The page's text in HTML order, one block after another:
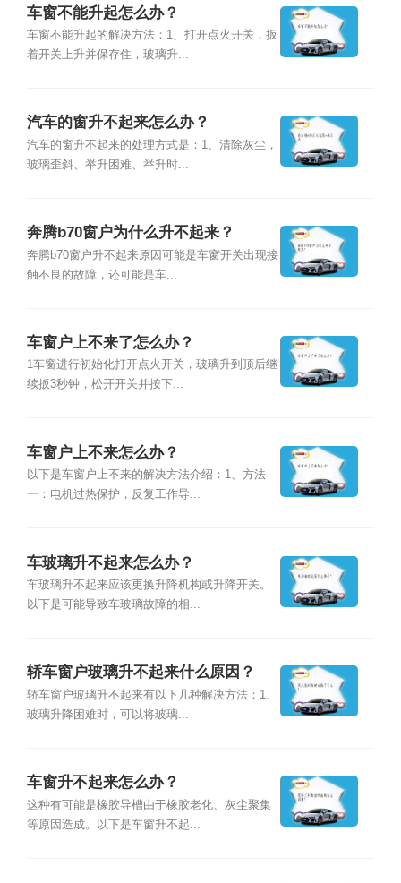
车窗不能升起怎么办？
车窗不能升起的解决方法：1、打开点火开关，扳
着开关上升并保存住，玻璃升...
汽车的窗升不起来怎么办？
汽车的窗升不起来的处理方式是：1、清除灰尘，
玻璃歪斜、举升困难、举升时...
奔腾b70窗户为什么升不起来？
奔腾b70窗户升不起来原因可能是车窗开关出现接
触不良的故障，还可能是车...
车窗户上不来了怎么办？
1车窗进行初始化打开点火开关，玻璃升到顶后继
续扳3秒钟，松开开关并按下...
车窗户上不来怎么办？
以下是车窗户上不来的解决方法介绍：1、方法
一：电机过热保护，反复工作导...
车玻璃升不起来怎么办？
车玻璃升不起来应该更换升降机构或升降开关。
以下是可能导致车玻璃故障的相...
轿车窗户玻璃升不起来什么原因？
轿车窗户玻璃升不起来有以下几种解决方法：1、
玻璃升降困难时，可以将玻璃...
车窗升不起来怎么办？
这种有可能是橡胶导槽由于橡胶老化、灰尘聚集
等原因造成。以下是车窗升不起...